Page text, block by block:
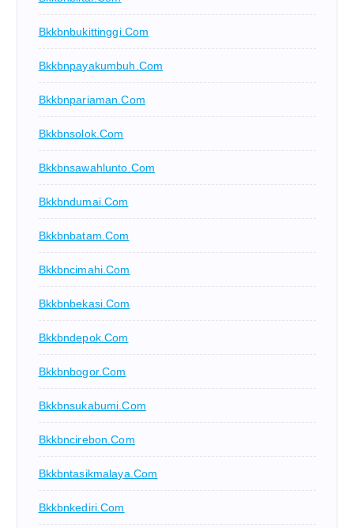
Bkkbnbukittinggi.com
Bkkbnpayakumbuh.com
Bkkbnpariaman.com
Bkkbnsolok.com
Bkkbnsawahlunto.com
Bkkbndumai.com
Bkkbnbatam.com
Bkkbncimahi.com
Bkkbnbekasi.com
Bkkbndepok.com
Bkkbnbogor.com
Bkkbnsukabumi.com
Bkkbncirebon.com
Bkkbntasikmalaya.com
Bkkbnkediri.com